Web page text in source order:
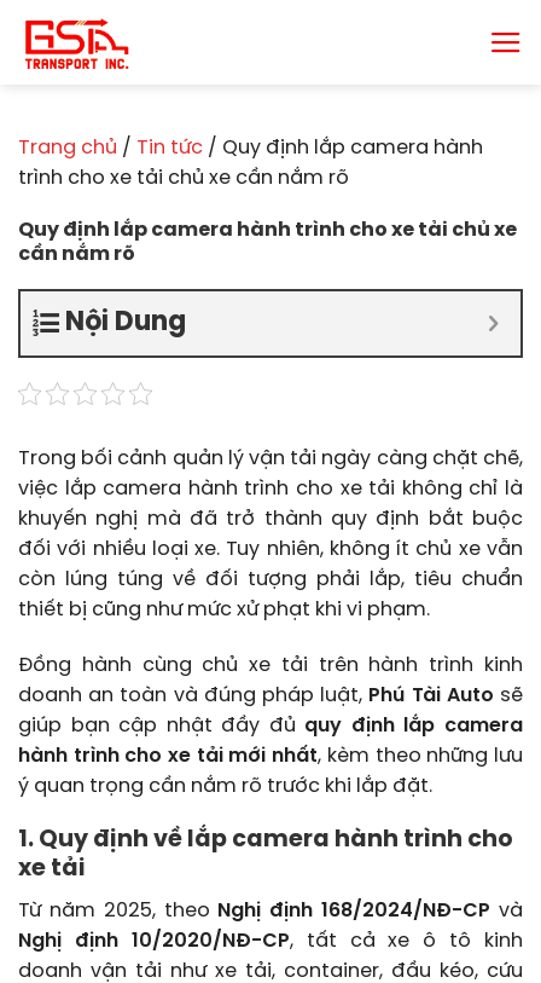
đến
nội
Trang chủ / Tin tức / Quy định lắp camera hành
trình cho xe tải chủ xe cần nắm rõ
Quy định lắp camera hành trình cho xe tải chủ xe
cần nắm rõ
Nội Dung
Trong bối cảnh quản lý vận tải ngày càng chặt chẽ,
việc lắp camera hành trình cho xe tải không chỉ là
khuyến nghị mà đã trở thành quy định bắt buộc
đối với nhiều loại xe. Tuy nhiên, không ít chủ xe vẫn
còn lúng túng về đối tượng phải lắp, tiêu chuẩn
thiết bị cũng như mức xử phạt khi vi phạm.
Đồng hành cùng chủ xe tải trên hành trình kinh
doanh an toàn và đúng pháp luật, Phú Tài Auto sẽ
giúp bạn cập nhật đầy đủ quy định lắp camera
hành trình cho xe tải mới nhất, kèm theo những lưu
ý quan trọng cần nắm rõ trước khi lắp đặt.
1. Quy định về lắp camera hành trình cho
xe tải
Từ năm 2025, theo Nghị định 168/2024/NĐ-CP và
Nghị định 10/2020/NĐ-CP, tất cả xe ô tô kinh
doanh vận tải như xe tải, container, đầu kéo, cứu